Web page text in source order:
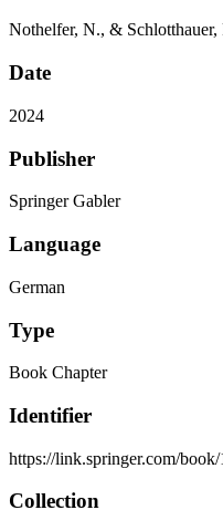
Nothelfer, N., & Schlotthauer,
Date
2024
Publisher
Springer Gabler
Language
German
Type
Book Chapter
Identifier
https://link.springer.com/
Collection